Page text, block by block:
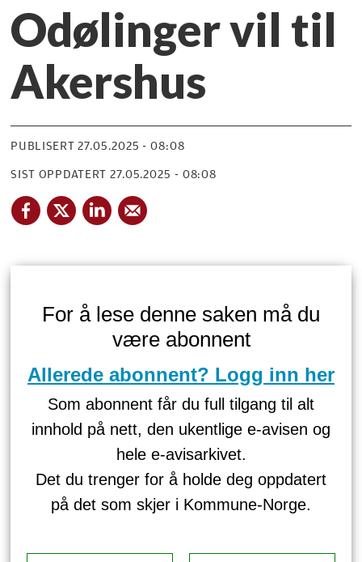
Odølinger vil til
Akershus
PUBLISERT 27.05.2025 - 08:08
SIST OPPDATERT 27.05.2025 - 08:08
For å lese denne saken må du
være abonnent
Allerede abonnent? Logg inn her
Som abonnent får du full tilgang til alt
innhold på nett, den ukentlige e-avisen og
hele e-avisarkivet.
Det du trenger for å holde deg oppdatert
på det som skjer i Kommune-Norge.